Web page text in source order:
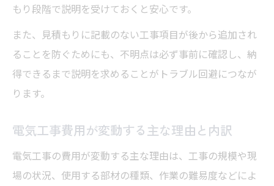
もり段階で説明を受けておくと安心です。
また、見積もりに記載のない工事項目が後から追加され
ることを防ぐためにも、不明点は必ず事前に確認し、納
得できるまで説明を求めることがトラブル回避につなが
ります。
電気工事費用が変動する主な理由と内訳
電気工事の費用が変動する主な理由は、工事の規模や現
場の状況、使用する部材の種類、作業の難易度などによ